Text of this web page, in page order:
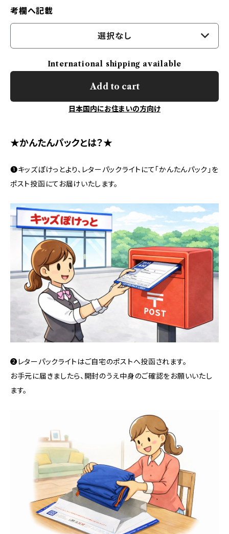
考欄へ記載
選択なし
International shipping available
Add to cart
日本国内にお住まいの方向け
★かんたんパックとは？★
❶キッズぽけっとより、レターパックライトにて「かんたんパック」を
ポスト投函にてお届けいたします。
❷レターパックライトはご自宅のポストへ投函されます。
お手元に届きましたら、開封のうえ中身のご確認をお願いいたし
ます。